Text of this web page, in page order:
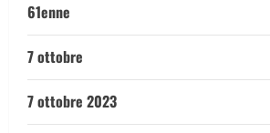
61enne
7 ottobre
7 ottobre 2023